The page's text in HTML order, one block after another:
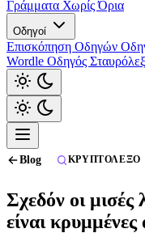
Γράμματα Χωρίς Όρια
Οδηγοί
Επισκόπηση Οδηγών
Wordle Οδηγός
Blog ΚΡΥΠΤΌΛΕΞΟ
Σχεδόν οι μισές
είναι